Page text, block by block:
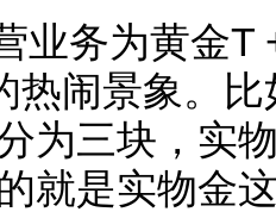
务为黄金T
热闹景象。
为三块，实
就是实物金